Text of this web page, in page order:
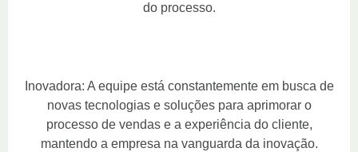
do processo.
Inovadora: A equipe está constantemente em busca de
novas tecnologias e soluções para aprimorar o
processo de vendas e a experiência do cliente,
mantendo a empresa na vanguarda da inovação.